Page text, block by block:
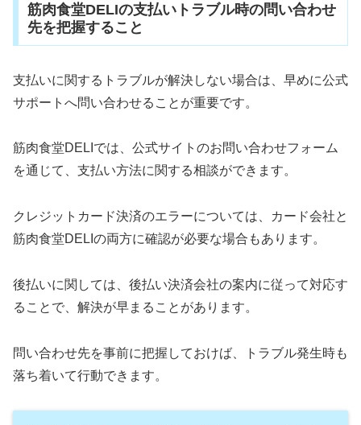
筋肉食堂DELIの支払いトラブル時の問い合わせ
先を把握すること
支払いに関するトラブルが解決しない場合は、早めに公式
サポートへ問い合わせることが重要です。
筋肉食堂DELIでは、公式サイトのお問い合わせフォーム
を通じて、支払い方法に関する相談ができます。
クレジットカード決済のエラーについては、カード会社と
筋肉食堂DELIの両方に確認が必要な場合もあります。
後払いに関しては、後払い決済会社の案内に従って対応す
ることで、解決が早まることがあります。
問い合わせ先を事前に把握しておけば、トラブル発生時も
落ち着いて行動できます。